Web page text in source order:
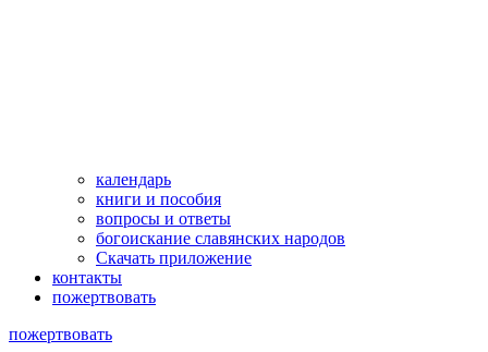
календарь
книги и пособия
вопросы и ответы
богоискание славянских народов
Скачать приложение
контакты
пожертвовать
пoжертвовать